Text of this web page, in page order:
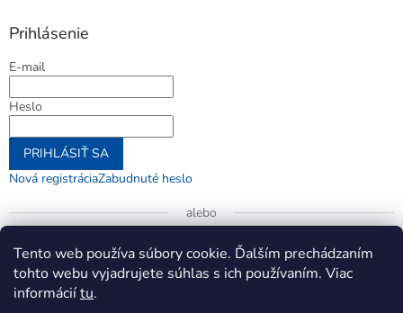
Tento web používa súbory cookie. Ďalším prechádzaním
tohto webu vyjadrujete súhlas s ich používaním. Viac
informáciítu.
Prihlásenie
E-mail
Heslo
PRIHLÁSIŤ SA
Nová registráciaZabudnuté heslo
alebo
Prihlásiť sa cez Google